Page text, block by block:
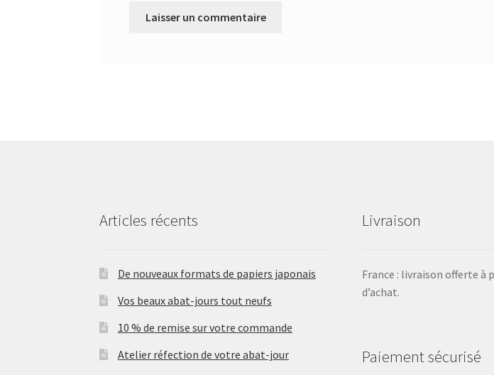
Articles récents
De nouveaux formats de papiers japonais
Vos beaux abat-jours tout neufs
10 % de remise sur votre commande
Atelier réfection de votre abat-jour
Livraison
France : livraison offerte à
d’achat.
Paiement sécurisé